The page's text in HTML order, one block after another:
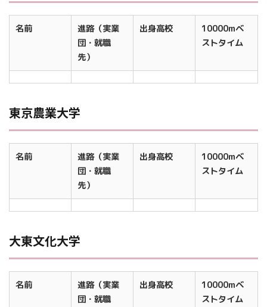
名前
進路（実業
団・就職
先）
出身高校
10000mベ
ストタイム
東京農業大学
名前
進路（実業
団・就職
先）
出身高校
10000mベ
ストタイム
大東文化大学
名前
進路（実業
団・就職
出身高校
10000mベ
ストタイム